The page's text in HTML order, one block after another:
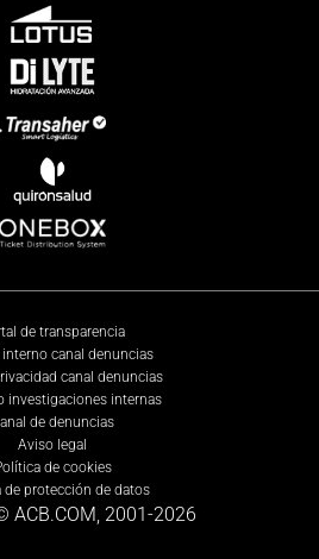
de transparencia
interno canal denuncias
canal denuncias
investigaciones internas
de denuncias
Aviso legal
de cookies
de protección de datos
ACB.COM, 2001-2026